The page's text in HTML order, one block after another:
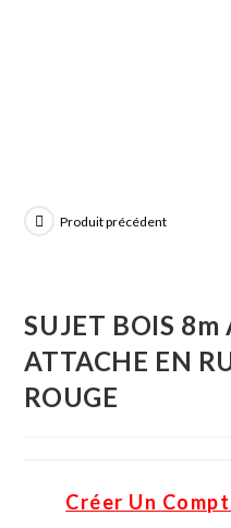
Produit précédent
SUJET BOIS 8m
ATTACHE EN
ROUGE
Créer Un